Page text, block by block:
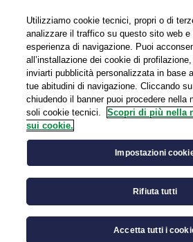
Forum “Autostrade
all’Università
Napoli, Cozzoli:
sicurezza guidano
Utilizziamo cookie tecnici, propri o di
analizzare il traffico su questo sito web e
esperienza di navigazione. Puoi
all’installazione dei cookie di
inviarti pubblicità personalizzata in base
tue abitudini di navigazione. Cliccando su
chiudendo il banner puoi procedere nella
soli cookie tecnici.
Scopri di più nella
sui cookie.
Impostazioni
Rifiuta tutti
Accetta tutti i